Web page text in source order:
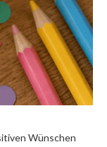
Wünschen